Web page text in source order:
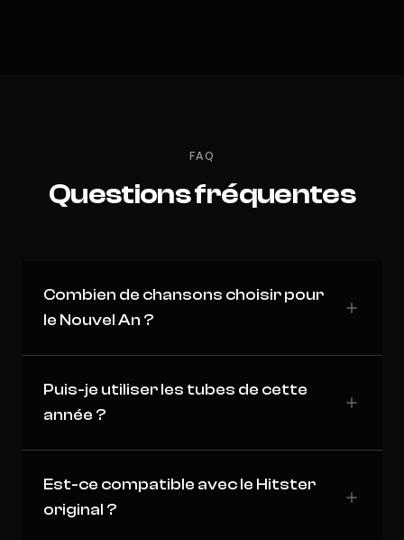
FAQ
Questions fréquentes
Combien de chansons choisir pour
le Nouvel An ?
Puis-je utiliser les tubes de cette
année ?
Est-ce compatible avec le Hitster
original ?